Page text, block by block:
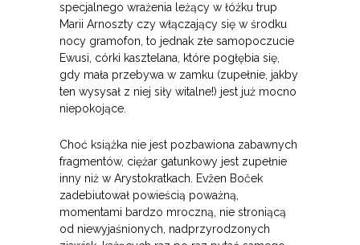
specjalnego wrażenia leżący w łóżku trup
Marii Arnoszty czy włączający się w środku
nocy gramofon, to jednak złe samopoczucie
Ewusi, córki kasztelana, które pogłębia się,
gdy mała przebywa w zamku (zupełnie, jakby
ten wysysał z niej siły witalne!) jest już mocno
niepokojące.
Choć książka nie jest pozbawiona zabawnych
fragmentów, ciężar gatunkowy jest zupełnie
inny niż w Arystokratkach. Evžen Boček
zadebiutował powieścią poważną,
momentami bardzo mroczną, nie stroniącą
od niewyjaśnionych, nadprzyrodzonych